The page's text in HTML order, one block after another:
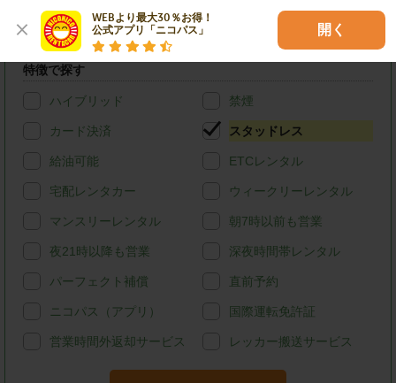
WEBより最大30％お得！
公式アプリ「ニコパス」
開く
(ハイエースバン・キャラバン等)
店舗オリジナル
特徴で探す
ハイブリッド 禁煙
カード決済 スタッドレス
給油可能 ETCレンタル
宅配レンタカー ウィークリーレンタル
マンスリーレンタル 朝7時以前も営業
夜21時以降も営業 深夜時間帯レンタル
パーフェクト補償 直前予約
ニコパス（アプリ） 国際運転免許証
営業時間外返却サービス レッカー搬送サービス